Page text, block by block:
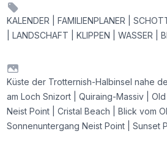
KALENDER | FAMILIENPLANER |
| LANDSCHAFT | KLIPPEN | WASSER |
Küste der Trotternish-Halbinsel nahe
am Loch Snizort | Quiraing-Massiv |
Neist Point | Cristal Beach | Blick vom
Sonnenuntergang Neist Point | Sunset